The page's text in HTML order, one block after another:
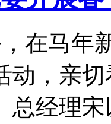
在马年
动，亲
总经理